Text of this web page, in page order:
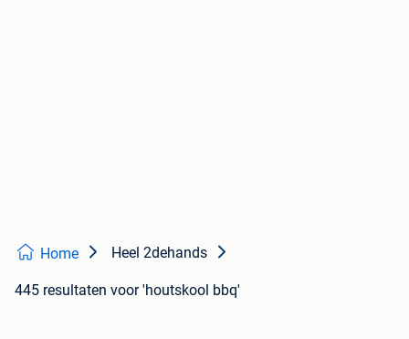
Home Heel 2dehands
445 resultaten voor 'houtskool bbq'